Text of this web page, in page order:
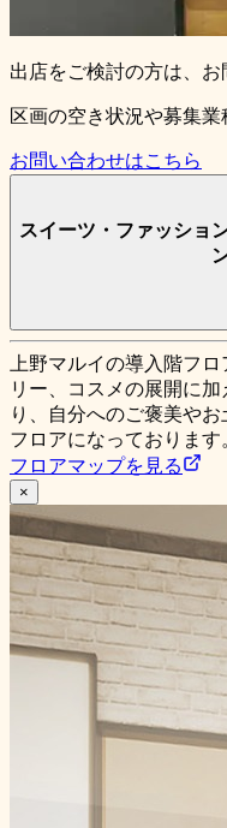
出店をご検討の方は、お
区画の空き状況や募集業
お問い合わせはこちら
スイーツ・ファッショ
上野マルイの導入階フ
リー、コスメの展開に
り、自分へのご褒美や
フロアになっております
フロアマップを見る
×